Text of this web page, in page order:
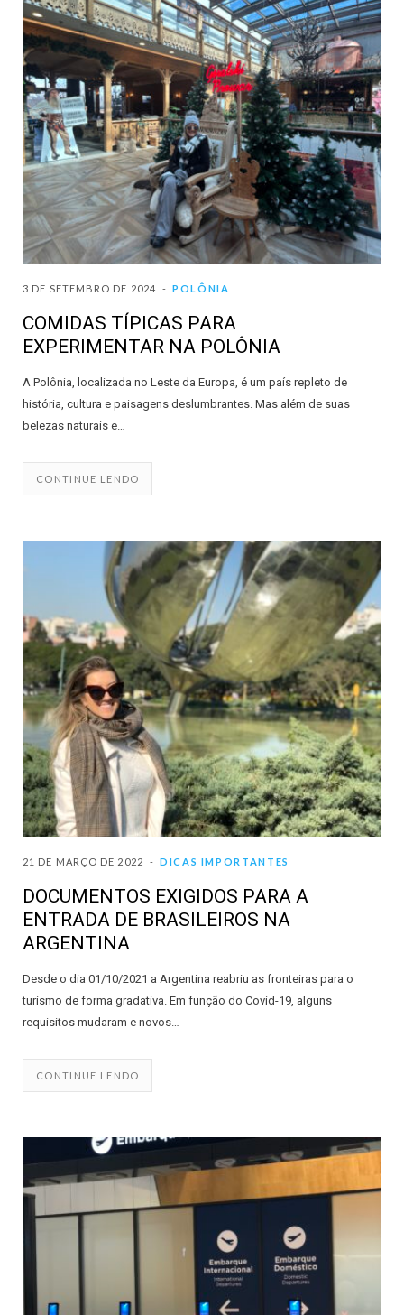
POLÔNIA
3 DE SETEMBRO DE 2024
COMIDAS TÍPICAS PARA
EXPERIMENTAR NA POLÔNIA
A Polônia, localizada no Leste da Europa, é um país repleto de
história, cultura e paisagens deslumbrantes. Mas além de suas
belezas naturais e…
CONTINUE LENDO
DICAS IMPORTANTES
21 DE MARÇO DE 2022
DOCUMENTOS EXIGIDOS PARA A
ENTRADA DE BRASILEIROS NA
ARGENTINA
Desde o dia 01/10/2021 a Argentina reabriu as fronteiras para o
turismo de forma gradativa. Em função do Covid-19, alguns
requisitos mudaram e novos…
CONTINUE LENDO